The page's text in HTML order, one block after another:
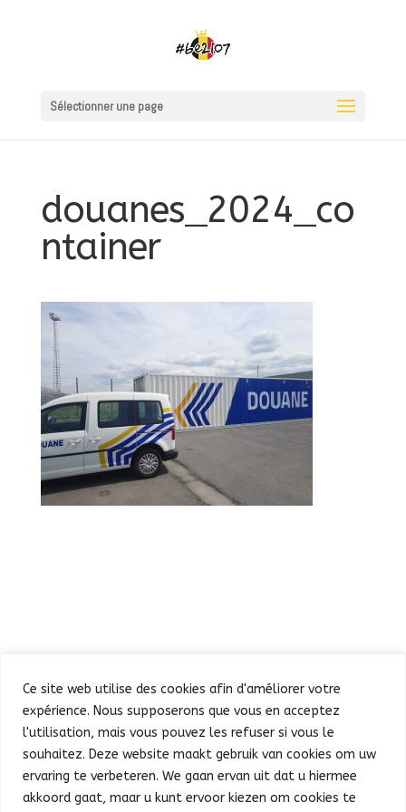
Ce site web utilise des cookies afin d'améliorer votre
expérience. Nous supposerons que vous en acceptez
l'utilisation, mais vous pouvez les refuser si vous le
souhaitez. Deze website maakt gebruik van cookies om uw
ervaring te verbeteren. We gaan ervan uit dat u hiermee
akkoord gaat, maar u kunt ervoor kiezen om cookies te
Sélectionner une page
douanes_2024_co
ntainer
Défilé
Fête au Parc
Concert et feu d’artifice